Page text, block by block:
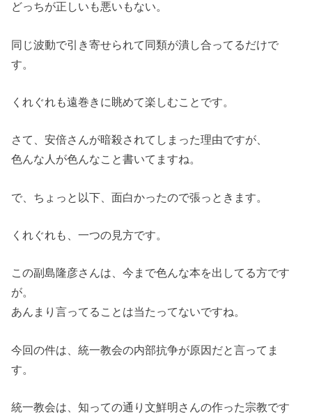
どっちが正しいも悪いもない。
同じ波動で引き寄せられて同類が潰し合ってるだけで
す。
くれぐれも遠巻きに眺めて楽しむことです。
さて、安倍さんが暗殺されてしまった理由ですが、
色んな人が色んなこと書いてますね。
で、ちょっと以下、面白かったので張っときます。
くれぐれも、一つの見方です。
この副島隆彦さんは、今まで色んな本を出してる方です
が。
あんまり言ってることは当たってないですね。
今回の件は、統一教会の内部抗争が原因だと言ってま
す。
統一教会は、知っての通り文鮮明さんの作った宗教です